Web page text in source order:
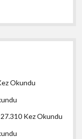
Okundu
Kez Okundu